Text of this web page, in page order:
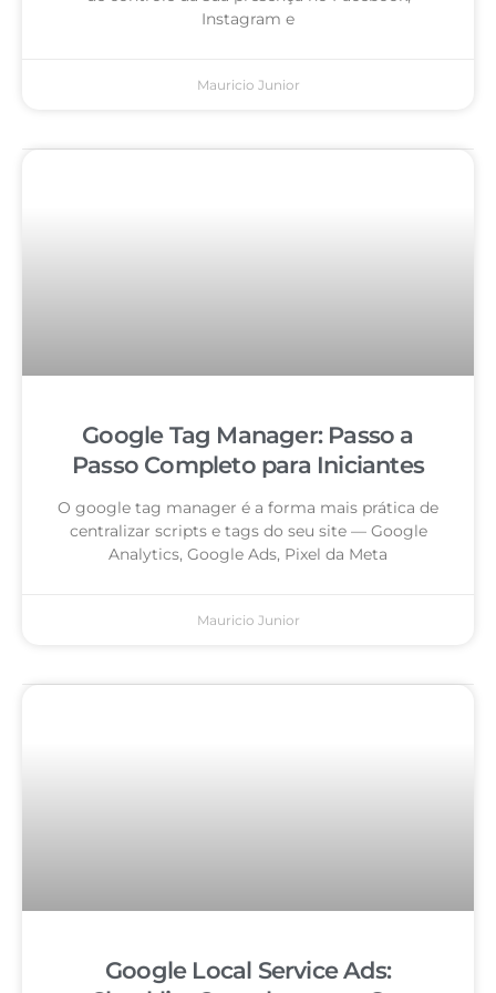
Instagram e
Mauricio Junior
Google Tag Manager: Passo a
Passo Completo para Iniciantes
O google tag manager é a forma mais prática de
centralizar scripts e tags do seu site — Google
Analytics, Google Ads, Pixel da Meta
Mauricio Junior
Google Local Service Ads: